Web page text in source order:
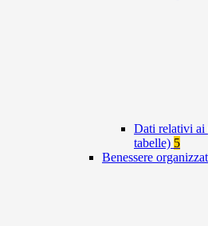
Dati relativi ai
tabelle) 5
Benessere